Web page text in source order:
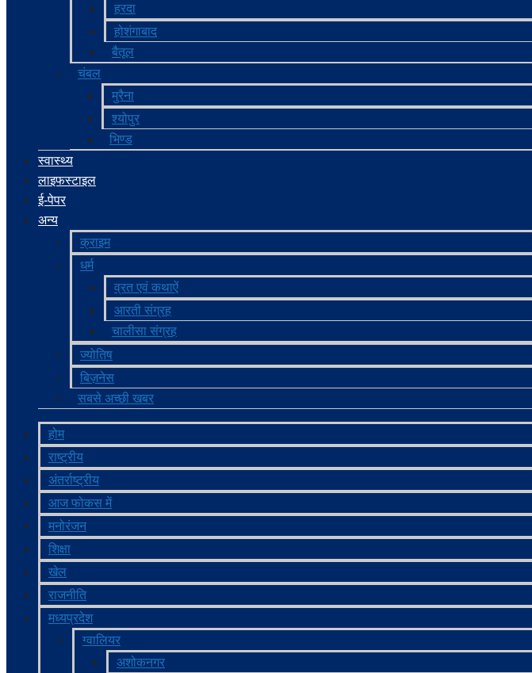
हरदा
होशंगाबाद
बैतूल
चंबल
मुरैना
श्योपुर
भिण्‍ड
स्वास्थ्य
लाइफस्टाइल
ई-पेपर
अन्य
क्राइम
धर्म
व्रत एवं कथाऐं
आरती संग्रह
चालीसा संग्रह
ज्‍योतिष
बिज़नेस
सबसे अच्छी खबर
होम
राष्ट्रीय
अंतर्राष्ट्रीय
आज फोकस में
मनोरंजन
शिक्षा
खेल
राजनीति
मध्‍यप्रदेश
ग्‍वालियर
अशोकनगर